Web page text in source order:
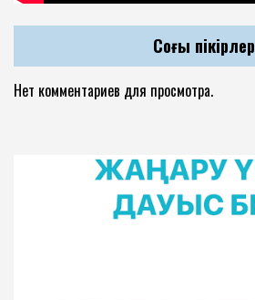
Соңғы пікірлер
Нет комментариев для просмотра.